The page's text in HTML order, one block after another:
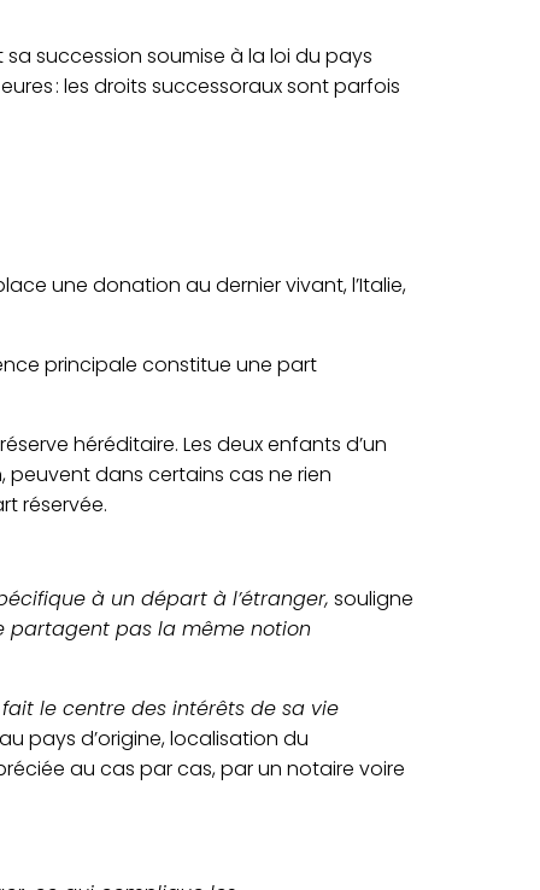
sa succession soumise à la loi du pays
: les droits successoraux sont parfois
une donation au dernier vivant,l’Italie,
principale constitue une part
héréditaire. Les deuxenfants d’un
peuvent dans certains cas ne rien
réservée.
à un départ à l’étranger, souligne
partagent pas la même notion
le centre des intérêts de sa vie
pays d’origine,localisation du
ée au cas par cas, par un notaire voire